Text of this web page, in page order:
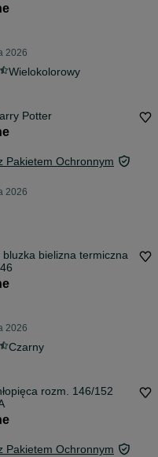
2026
Wielokolorowy
Potter
Pakietem Ochronnym
2026
bluzka bielizna termiczna
2026
Czarny
rozm. 146/152
Pakietem Ochronnym